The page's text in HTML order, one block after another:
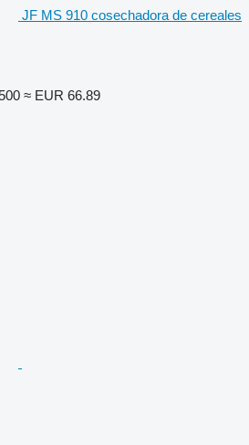
JF MS 910 cosechadora de cereales
≈ EUR 66.89